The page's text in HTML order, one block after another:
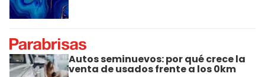
Autos seminuevos: por qué crece la
venta de usados frente a los 0km